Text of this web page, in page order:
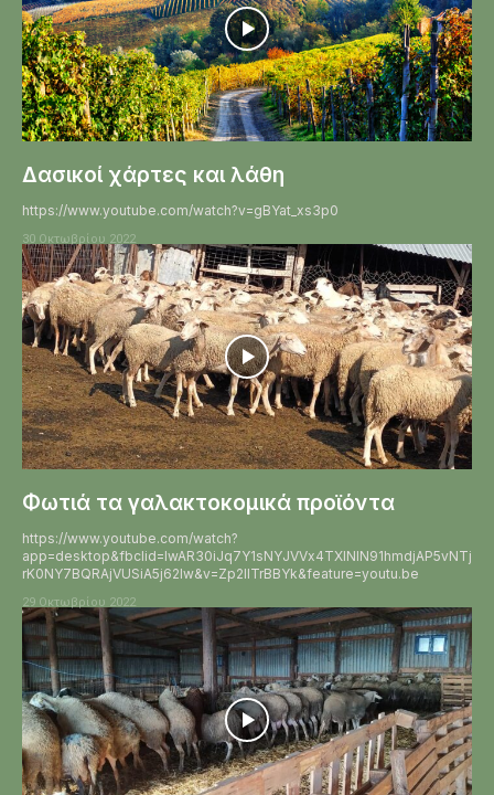
Δασικοί χάρτες και λάθη
https://www.youtube.com/watch?v=gBYat_xs3p0
30 Οκτωβρίου 2022
Φωτιά τα γαλακτοκομικά προϊόντα
https://www.youtube.com/watch?
app=desktop&fbclid=IwAR30iJq7Y1sNYJVVx4TXlNIN91hmdjAP5vNTj
rK0NY7BQRAjVUSiA5j62Iw&v=Zp2lITrBBYk&feature=youtu.be
29 Οκτωβρίου 2022